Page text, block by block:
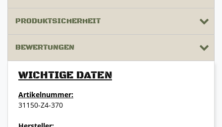
PRODUKTSICHERHEIT
BEWERTUNGEN
WICHTIGE DATEN
Artikelnummer:
31150-Z4-370